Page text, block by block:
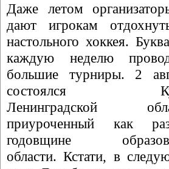
Даже летом
дают игрокам
настольного хоккея.
каждую неделю
большие турниры. 2
состоялся
Ленинградской
приуроченный как
годовщине
области. Кстати, в